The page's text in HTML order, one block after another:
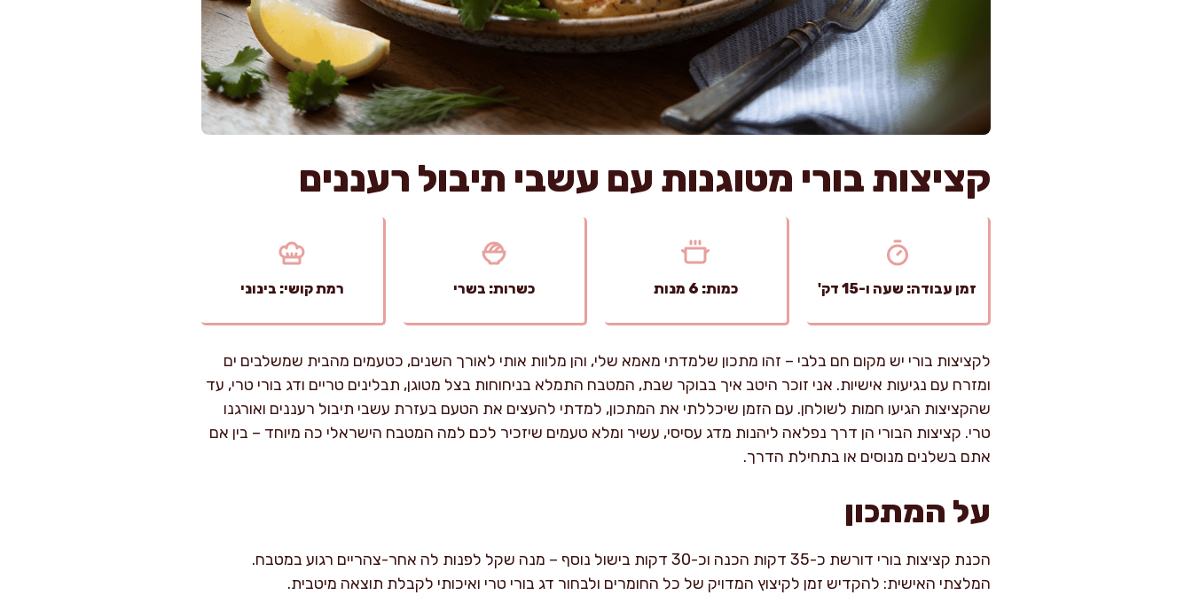
קציצות בורי מטוגנות עם עשבי תיבול רעננים
זמן עבודה: שעה ו-15 דק' כמות: 6 מנות כשרות: בשרי רמת קושי: בינוני
לקציצות בורי יש מקום חם בלבי – זהו מתכון שלמדתי מאמא שלי, והן מלוות אותי לאורך השנים, כטעמים מהבית שמשלבים ים
ומזרח עם נגיעות אישיות. אני זוכר היטב איך בבוקר שבת, המטבח התמלא בניחוחות בצל מטוגן, תבלינים טריים ודג בורי טרי, עד
שהקציצות הגיעו חמות לשולחן. עם הזמן שיכללתי את המתכון, למדתי להעצים את הטעם בעזרת עשבי תיבול רעננים ואורגנו
טרי. קציצות הבורי הן דרך נפלאה ליהנות מדג עסיסי, עשיר ומלא טעמים שיזכיר לכם למה המטבח הישראלי כה מיוחד – בין אם
אתם בשלנים מנוסים או בתחילת הדרך.
על המתכון
הכנת קציצות בורי דורשת כ-35 דקות הכנה וכ-30 דקות בישול נוסף – מנה שקל לפנות לה אחר-צהריים רגוע במטבח.
המלצתי האישית: להקדיש זמן לקיצוץ המדויק של כל החומרים ולבחור דג בורי טרי ואיכותי לקבלת תוצאה מיטבית.